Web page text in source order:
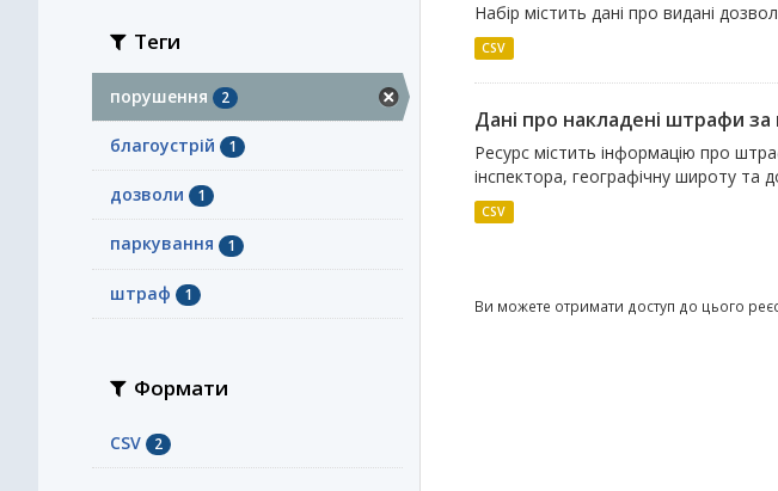
Теги
порушення 2
благоустрій 1
дозволи 1
паркування 1
штраф 1
Формати
CSV 2
Набір містить дані про видані
CSV
Дані про накладені штрафи
Ресурс містить інформацію про
інспектора, географічну широту та
CSV
Ви можете отримати доступ до цього